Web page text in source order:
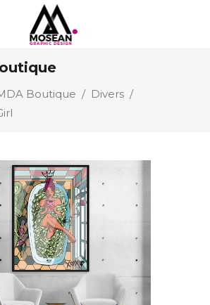
Boutique / Divers /